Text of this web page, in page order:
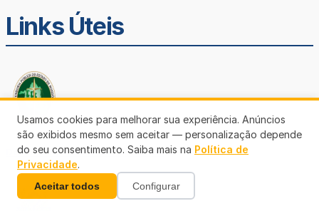
Links Úteis
Defensoria Pública de Rondônia
Usamos cookies para melhorar sua experiência. Anúncios
são exibidos mesmo sem aceitar — personalização depende
do seu consentimento. Saiba mais na Política de
Privacidade.
Aceitar todos Configurar